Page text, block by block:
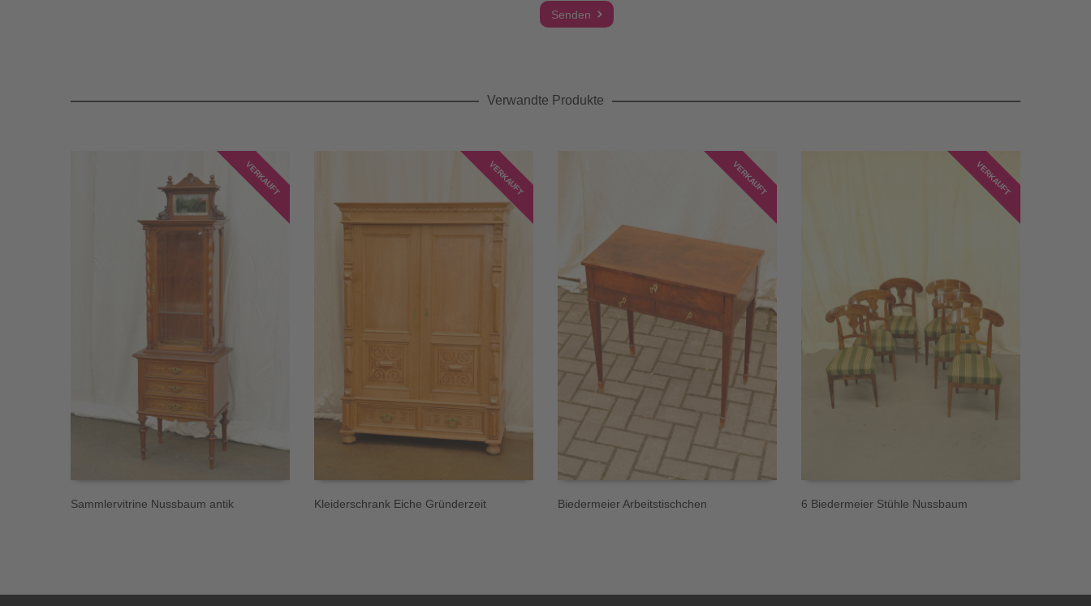
Verwandte Produkte
VERKAUFT
Sammlervitrine Nussbaum antik
VERKAUFT
Kleiderschrank Eiche Gründerzeit
VERKAUFT
Biedermeier Arbeitstischchen
VERKAUFT
6 Biedermeier Stühle Nussbaum